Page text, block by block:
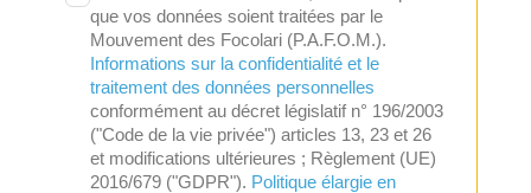
que vos données soient traitées par le
Mouvement des Focolari (P.A.F.O.M.).
Informations sur la confidentialité et le
traitement des données personnelles
conformément au décret législatif n° 196/2003
("Code de la vie privée") articles 13, 23 et 26
et modifications ultérieures ; Règlement (UE)
2016/679 ("GDPR"). Politique élargie en